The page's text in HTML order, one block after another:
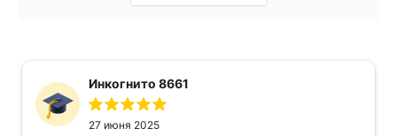
Инкогнито 8661
27 июня 2025